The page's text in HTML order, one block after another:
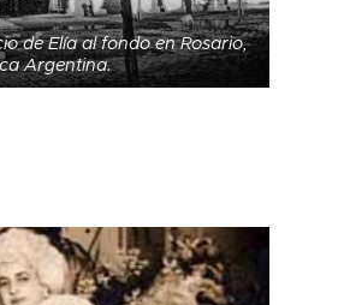
de Elía al fondo en Rosario,
Argentina.